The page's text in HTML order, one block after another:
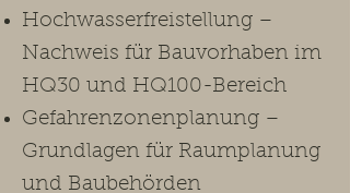
Hochwasserfreistellung –
Nachweis für Bauvorhaben im
HQ30 und HQ100-Bereich
Gefahrenzonenplanung –
Grundlagen für Raumplanung
und Baubehörden